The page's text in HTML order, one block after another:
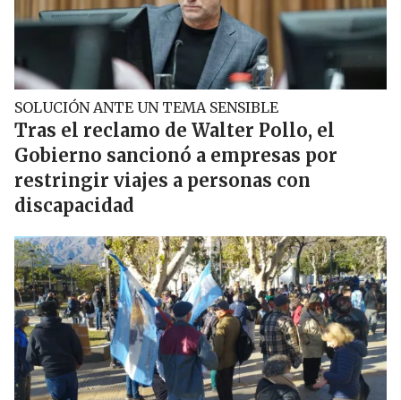
SOLUCIÓN ANTE UN TEMA SENSIBLE
Tras el reclamo de Walter Pollo, el
Gobierno sancionó a empresas por
restringir viajes a personas con
discapacidad